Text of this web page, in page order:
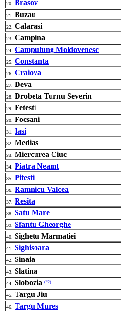
20. Brasov
21. Buzau
22. Calarasi
23. Campina
24. Campulung Moldovenesc
25. Constanta
26. Craiova
27. Deva
28. Drobeta Turnu Severin
29. Fetesti
30. Focsani
31. Iasi
32. Medias
33. Miercurea Ciuc
34. Piatra Neamt
35. Pitesti
36. Ramnicu Valcea
37. Resita
38. Satu Mare
39. Sfantu Gheorghe
40. Sighetu Marmatiei
41. Sighisoara
42. Sinaia
43. Slatina
44. Slobozia (*2)
45. Targu Jiu
46. Targu Mures